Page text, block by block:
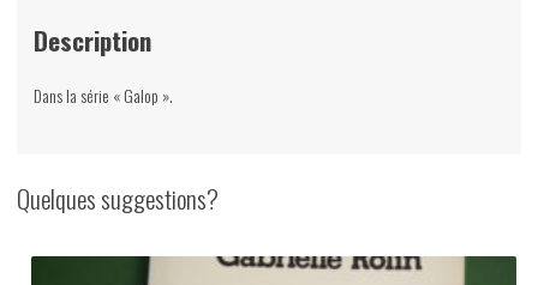
Description
Dans la série « Galop ».
Quelques suggestions?